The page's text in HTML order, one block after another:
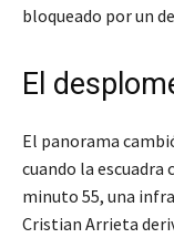
bloqueado por un
El
El panorama
cuando la
minuto 55, una
Cristian Arrieta